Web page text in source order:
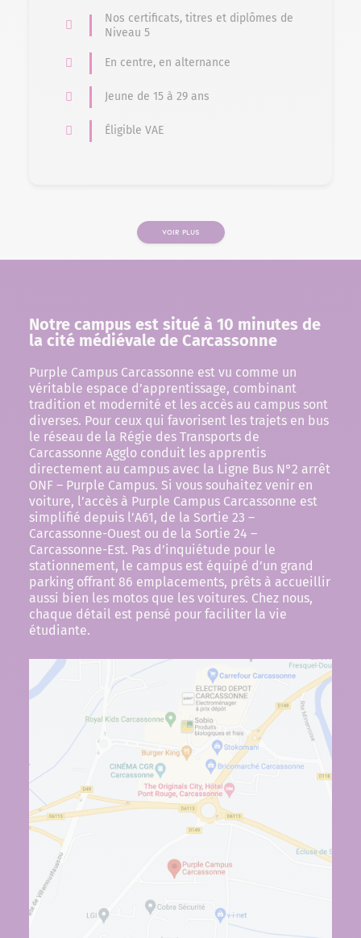
Nos certificats, titres et diplômes de
Niveau 5
En centre, en alternance
Jeune de 15 à 29 ans
Éligible VAE
VOIR PLUS
Notre campus est situé à 10 minutes de
la cité médiévale de Carcassonne
Purple Campus Carcassonne est vu comme un
véritable espace d’apprentissage, combinant
tradition et modernité et les accès au campus sont
diverses. Pour ceux qui favorisent les trajets en bus
le réseau de la Régie des Transports de
Carcassonne Agglo conduit les apprentis
directement au campus avec la Ligne Bus N°2 arrêt
ONF – Purple Campus. Si vous souhaitez venir en
voiture, l’accès à Purple Campus Carcassonne est
simplifié depuis l’A61, de la Sortie 23 –
Carcassonne-Ouest ou de la Sortie 24 –
Carcassonne-Est. Pas d’inquiétude pour le
stationnement, le campus est équipé d’un grand
parking offrant 86 emplacements, prêts à accueillir
aussi bien les motos que les voitures. Chez nous,
chaque détail est pensé pour faciliter la vie
étudiante.